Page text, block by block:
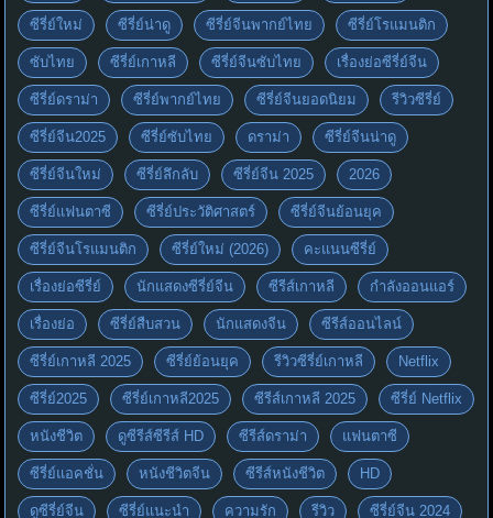
ซีรี่ย์ใหม่ ซีรี่ย์น่าดู ซีรี่ย์จีนพากย์ไทย ซีรี่ย์โรแมนติก
ซับไทย ซีรี่ย์เกาหลี ซีรี่ย์จีนซับไทย เรื่องย่อซีรี่ย์จีน
ซีรี่ย์ดราม่า ซีรี่ย์พากย์ไทย ซีรี่ย์จีนยอดนิยม รีวิวซีรี่ย์
ซีรี่ย์จีน2025 ซีรี่ย์ซับไทย ดราม่า ซีรี่ย์จีนน่าดู
ซีรี่ย์จีนใหม่ ซีรี่ย์ลึกลับ ซีรี่ย์จีน 2025 2026
ซีรี่ย์แฟนตาซี ซีรี่ย์ประวัติศาสตร์ ซีรี่ย์จีนย้อนยุค
ซีรี่ย์จีนโรแมนติก ซีรี่ย์ใหม่ (2026) คะแนนซีรี่ย์
เรื่องย่อซีรี่ย์ นักแสดงซีรี่ย์จีน ซีรีส์เกาหลี กำลังออนแอร์
เรื่องย่อ ซีรี่ย์สืบสวน นักแสดงจีน ซีรีส์ออนไลน์
ซีรี่ย์เกาหลี 2025 ซีรี่ย์ย้อนยุค รีวิวซีรี่ย์เกาหลี Netflix
ซีรี่ย์2025 ซีรี่ย์เกาหลี2025 ซีรีส์เกาหลี 2025 ซีรี่ย์ Netflix
หนังชีวิต ดูซีรีส์ซีรีส์ HD ซีรีส์ดราม่า แฟนตาซี
ซีรี่ย์แอคชั่น หนังชีวิตจีน ซีรีส์หนังชีวิต HD
ดูซีรี่ย์จีน ซีรี่ย์แนะนำ ความรัก รีวิว ซีรี่ย์จีน 2024